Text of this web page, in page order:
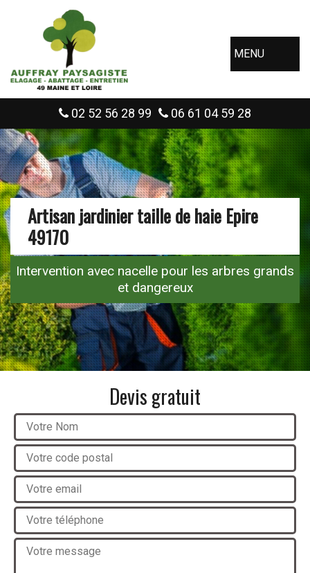
MENU
02 52 56 28 99 06 61 04 59 28
Artisan jardinier taille de haie Epire
49170
Intervention avec nacelle pour les arbres grands
et dangereux
Devis gratuit